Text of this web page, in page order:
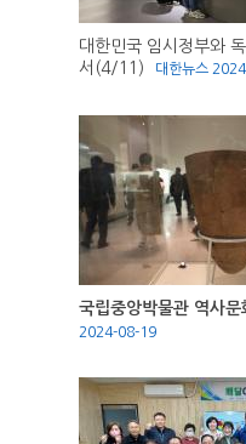
대한민국 임시정부와
서(4/11)
대한뉴스
국립중앙박물관 역사
2024-08-19